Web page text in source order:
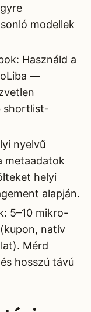
modellek
Használd a
—
shortlist-
nyelvű
metaadatok
helyi
alapján.
5–10 mikro-
natív
Mérd
hosszú távú